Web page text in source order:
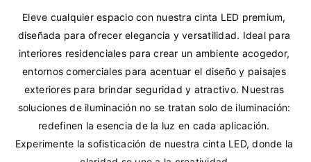
Eleve cualquier espacio con nuestra cinta LED premium,
diseñada para ofrecer elegancia y versatilidad. Ideal para
interiores residenciales para crear un ambiente acogedor,
entornos comerciales para acentuar el diseño y paisajes
exteriores para brindar seguridad y atractivo. Nuestras
soluciones de iluminación no se tratan solo de iluminación:
redefinen la esencia de la luz en cada aplicación.
Experimente la sofisticación de nuestra cinta LED, donde la